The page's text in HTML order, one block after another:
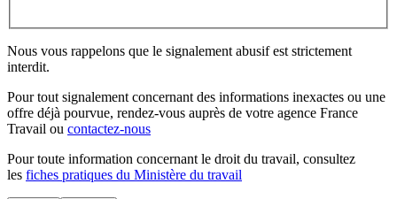
Nous vous rappelons que le signalement abusif est strictement
interdit.
Pour tout signalement concernant des informations inexactes ou une
offre déjà pourvue, rendez-vous auprès de votre agence France
Travail ou contactez-nous
Pour toute information concernant le droit du travail, consultez
les fiches pratiques du Ministère du travail